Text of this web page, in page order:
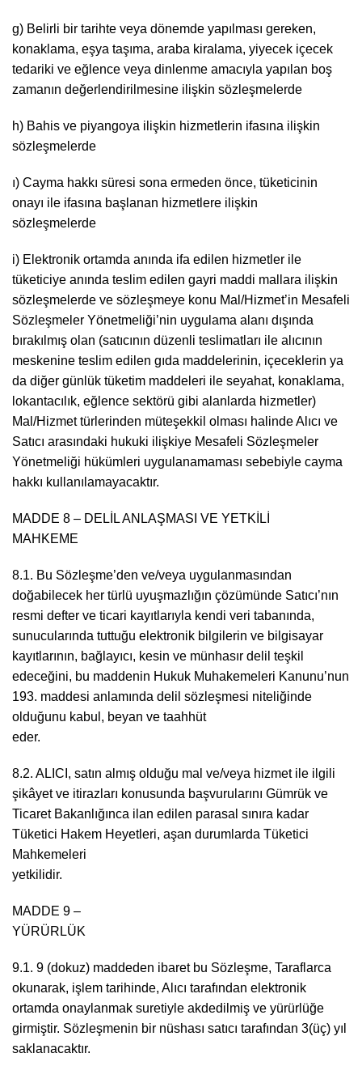
g) Belirli bir tarihte veya dönemde yapılması gereken,
konaklama, eşya taşıma, araba kiralama, yiyecek içecek
tedariki ve eğlence veya dinlenme amacıyla yapılan boş
zamanın değerlendirilmesine ilişkin sözleşmelerde
h) Bahis ve piyangoya ilişkin hizmetlerin ifasına ilişkin
sözleşmelerde
ı) Cayma hakkı süresi sona ermeden önce, tüketicinin
onayı ile ifasına başlanan hizmetlere ilişkin
sözleşmelerde
i) Elektronik ortamda anında ifa edilen hizmetler ile
tüketiciye anında teslim edilen gayri maddi mallara ilişkin
sözleşmelerde ve sözleşmeye konu Mal/Hizmet’in Mesafeli
Sözleşmeler Yönetmeliği’nin uygulama alanı dışında
bırakılmış olan (satıcının düzenli teslimatları ile alıcının
meskenine teslim edilen gıda maddelerinin, içeceklerin ya
da diğer günlük tüketim maddeleri ile seyahat, konaklama,
lokantacılık, eğlence sektörü gibi alanlarda hizmetler)
Mal/Hizmet türlerinden müteşekkil olması halinde Alıcı ve
Satıcı arasındaki hukuki ilişkiye Mesafeli Sözleşmeler
Yönetmeliği hükümleri uygulanamaması sebebiyle cayma
hakkı kullanılamayacaktır.
MADDE 8 – DELİL ANLAŞMASI VE YETKİLİ
MAHKEME
8.1. Bu Sözleşme’den ve/veya uygulanmasından
doğabilecek her türlü uyuşmazlığın çözümünde Satıcı’nın
resmi defter ve ticari kayıtlarıyla kendi veri tabanında,
sunucularında tuttuğu elektronik bilgilerin ve bilgisayar
kayıtlarının, bağlayıcı, kesin ve münhasır delil teşkil
edeceğini, bu maddenin Hukuk Muhakemeleri Kanunu’nun
193. maddesi anlamında delil sözleşmesi niteliğinde
olduğunu kabul, beyan ve taahhüt
eder.
8.2. ALICI, satın almış olduğu mal ve/veya hizmet ile ilgili
şikâyet ve itirazları konusunda başvurularını Gümrük ve
Ticaret Bakanlığınca ilan edilen parasal sınıra kadar
Tüketici Hakem Heyetleri, aşan durumlarda Tüketici
Mahkemeleri
MADDE 9 –
9.1. 9 (dokuz) maddeden ibaret bu Sözleşme, Taraflarca
okunarak, işlem tarihinde, Alıcı tarafından elektronik
ortamda onaylanmak suretiyle akdedilmiş ve yürürlüğe
girmiştir. Sözleşmenin bir nüshası satıcı tarafından 3(üç) yıl
saklanacaktır.